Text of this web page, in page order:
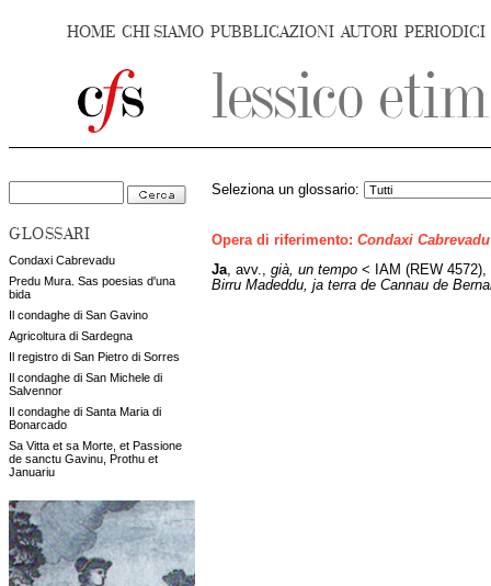
HOME CHI SIAMO PUBBLICAZIONI AUTORI PERIODICI
GLOSSARI
Condaxi Cabrevadu
Predu Mura. Sas poesias d'una
bida
Il condaghe di San Gavino
Agricoltura di Sardegna
Il registro di San Pietro di Sorres
Il condaghe di San Michele di
Salvennor
Il condaghe di Santa Maria di
Bonarcado
Sa Vitta et sa Morte, et Passione
de sanctu Gavinu, Prothu et
Januariu
Seleziona un glossario:
Opera di riferimento: Condaxi Cabrevadu
Ja avv., già, un tempo < IAM (REW
Birru Madeddu, ja terra de Cannau de